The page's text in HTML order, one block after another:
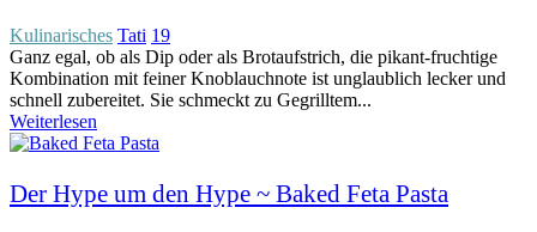
Kulinarisches Tati 19
Ganz egal, ob als Dip oder als Brotaufstrich, die pikant-fruchtige
Kombination mit feiner Knoblauchnote ist unglaublich lecker und
schnell zubereitet. Sie schmeckt zu Gegrilltem...
Weiterlesen
Der Hype um den Hype ~ Baked Feta Pasta